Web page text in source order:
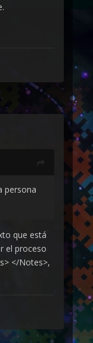
persona
que está
el proceso
</Notes>,